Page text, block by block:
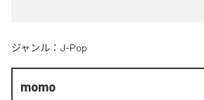
ジャンル： J-Pop
momo